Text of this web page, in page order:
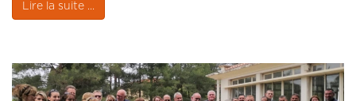
Lire la suite ...